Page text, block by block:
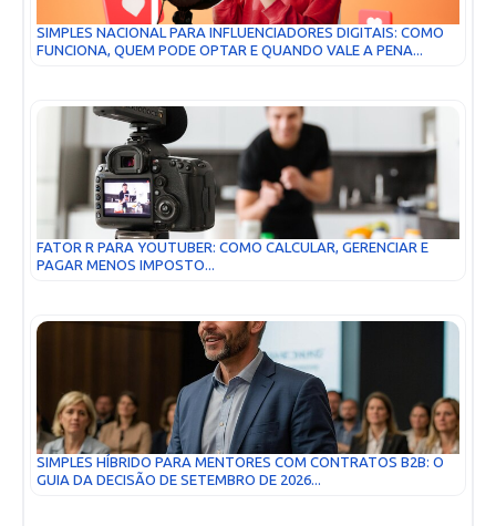
SIMPLES NACIONAL PARA INFLUENCIADORES DIGITAIS: COMO
FUNCIONA, QUEM PODE OPTAR E QUANDO VALE A PENA...
FATOR R PARA YOUTUBER: COMO CALCULAR, GERENCIAR E
PAGAR MENOS IMPOSTO...
SIMPLES HÍBRIDO PARA MENTORES COM CONTRATOS B2B: O
GUIA DA DECISÃO DE SETEMBRO DE 2026...